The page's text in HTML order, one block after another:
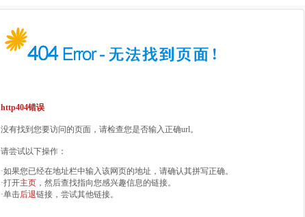
http404错误
没有找到您要访问的页面，请检查您是否输入正确url。
请尝试以下操作：
·如果您已经在地址栏中输入该网页的地址，请确认其拼写正确。
·打开主页 ，然后查找指向您感兴趣信息的链接。
·单击后退链接，尝试其他链接。